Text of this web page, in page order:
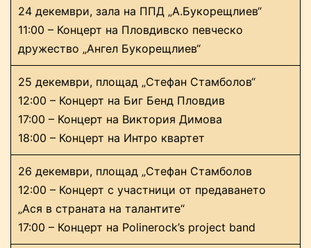
24 декември, зала на ППД „А.Букорещлиев“
11:00 – Концерт на Пловдивско певческо
дружество „Ангел Букорещлиев“
25 декември, площад „Стефан Стамболов“
12:00 – Концерт на Биг Бенд Пловдив
17:00 – Концерт на Виктория Димова
18:00 – Концерт на Интро квартет
26 декември, площад „Стефан Стамболов
12:00 – Концерт с участници от предаването
„Ася в страната на талантите“
17:00 – Концерт на Polinerock’s project band